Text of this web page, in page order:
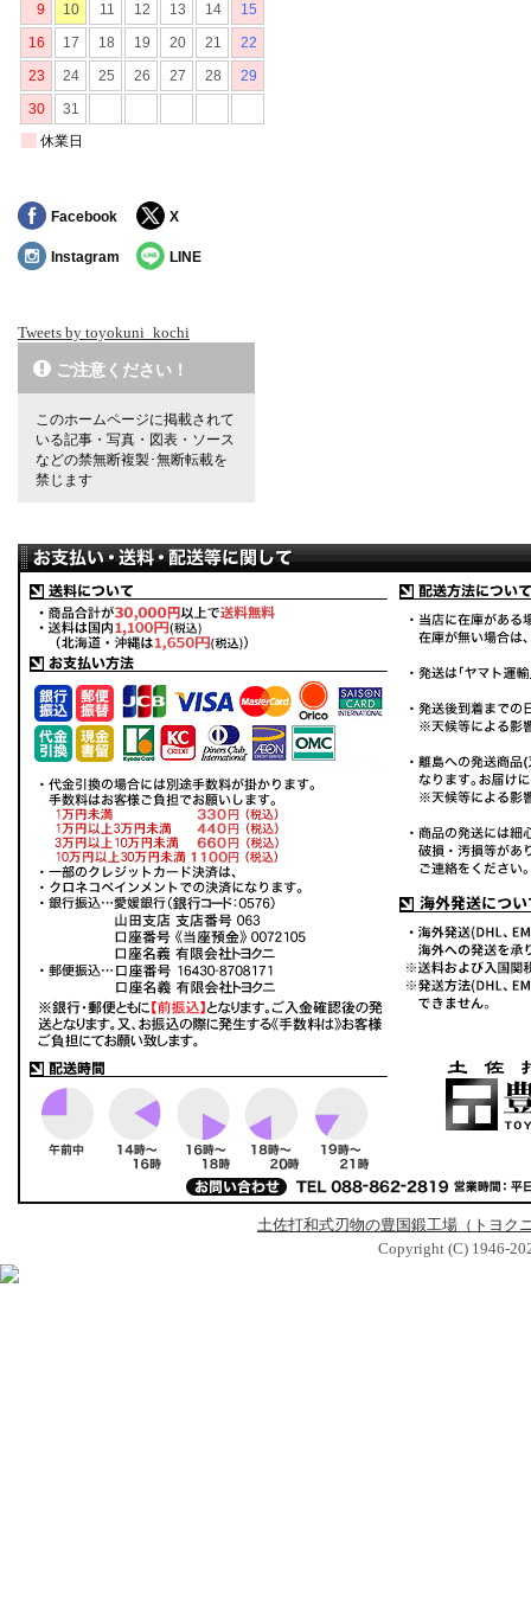
Facebook X
Instagram LINE
Tweets by toyokuni_kochi
ご注意ください！
このホームページに掲載されて
いる記事・写真・図表・ソース
などの禁無断複製･無断転載を
禁じます
土佐打和式刃物の豊国鍛工場（トヨク
Copyright (C) 1946-